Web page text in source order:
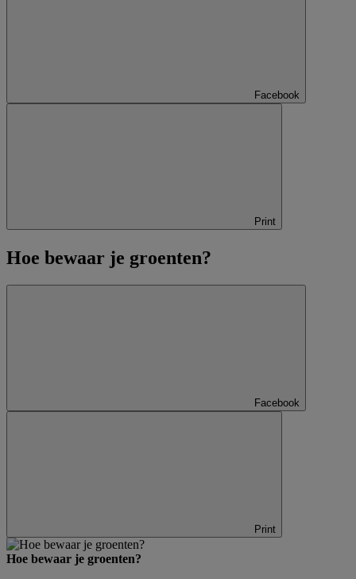
Facebook
Print
Hoe bewaar je groenten?
Facebook
Print
Hoe bewaar je groenten?